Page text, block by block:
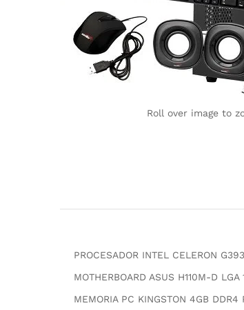
Roll over image to
PROCESADOR INTEL CELERON
MOTHERBOARD ASUS H110M-D LGA
MEMORIA PC KINGSTON 4GB DDR4